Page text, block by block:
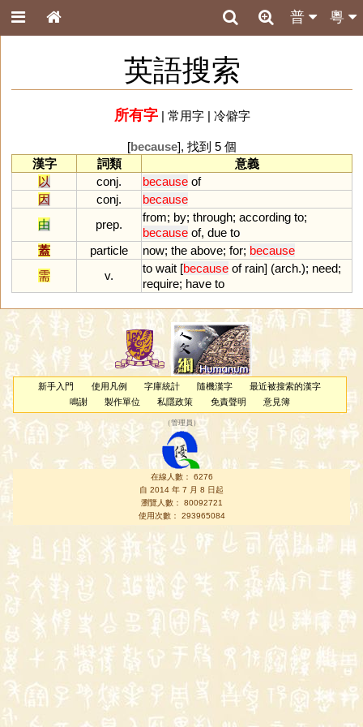
粵
普
英語搜索
所有字| 常用字| 冷僻字
[because], 找到 5 個
漢字
詞類
意義
以
conj. because of
因
conj.
because
由
prep.
from; by; through; according to;
because of, due to
蓋
particle now; the above; for; because
需
v.
to wait [because of rain] (arch.); need;
require; have to
新手入門 使用凡例 字庫統計 隨機漢字
最近被搜索的漢字
鳴謝
製作單位 私隱政策 免責聲明 意見簿
（管理員 ）
在線人數： 6276
自 2014 年 7 月 8 日起
瀏覽人數： 80092721
使用次數： 293965084